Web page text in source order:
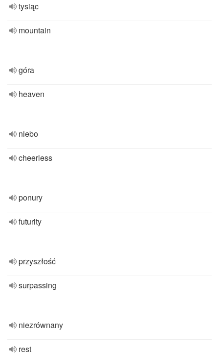
tysiąc
mountain
góra
heaven
niebo
cheerless
ponury
futurity
przyszłość
surpassing
niezrównany
rest